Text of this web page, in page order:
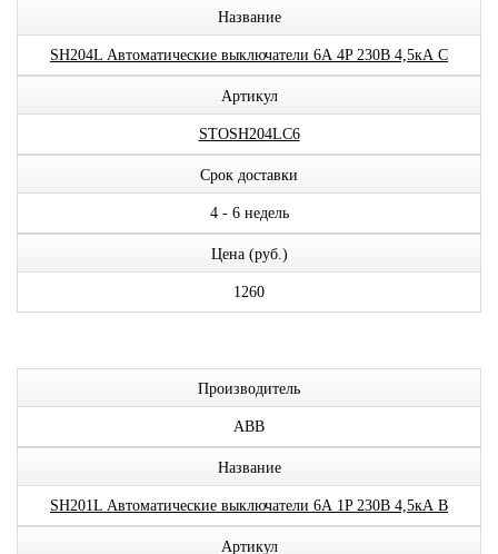
Название
SH204L Автоматические выключатели 6А 4P 230В 4,5кА C
Артикул
STOSH204LC6
Срок доставки
4 - 6 недель
Цена (руб.)
1260
Производитель
ABB
Название
SH201L Автоматические выключатели 6А 1P 230В 4,5кА B
Артикул